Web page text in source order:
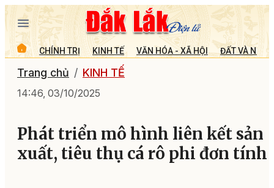
CHÍNH TRỊ KINH TẾ VĂN HÓA - XÃ HỘI ĐẤT VÀ
Trang chủ KINH TẾ
14:46, 03/10/2025
Phát triển mô hình liên kết sản
xuất, tiêu thụ cá rô phi đơn tính